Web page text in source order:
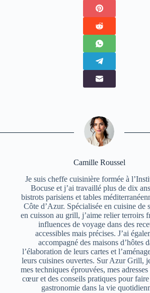
Camille Roussel
Je suis cheffe cuisinière formée à
Bocuse et j’ai travaillé plus de dix
bistrots parisiens et tables
Côte d’Azur. Spécialisée en cuisine de
en cuisson au grill, j’aime relier terroirs
influences de voyage dans des
accessibles mais précises. J’ai
accompagné des maisons d’hôtes
l’élaboration de leurs cartes et
leurs cuisines ouvertes. Sur Azur Grill,
mes techniques éprouvées, mes
cœur et des conseils pratiques pour
gastronomie dans la vie